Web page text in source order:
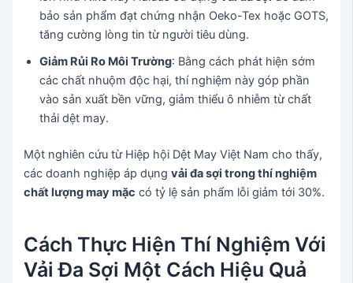
bảo sản phẩm đạt chứng nhận Oeko-Tex hoặc GOTS,
tăng cường lòng tin từ người tiêu dùng.
Giảm Rủi Ro Môi Trường: Bằng cách phát hiện sớm
các chất nhuộm độc hại, thí nghiệm này góp phần
vào sản xuất bền vững, giảm thiểu ô nhiễm từ chất
thải dệt may.
Một nghiên cứu từ Hiệp hội Dệt May Việt Nam cho thấy,
các doanh nghiệp áp dụngvải đa sợi trong thí nghiệm
chất lượng may mặc có tỷ lệ sản phẩm lỗi giảm tới 30%.
Cách Thực Hiện Thí Nghiệm Với
Vải Đa Sợi Một Cách Hiệu Quả